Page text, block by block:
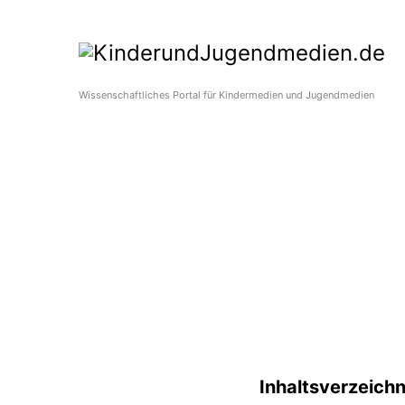
Wissenschaftliches Portal für Kindermedien und Jugendmedien